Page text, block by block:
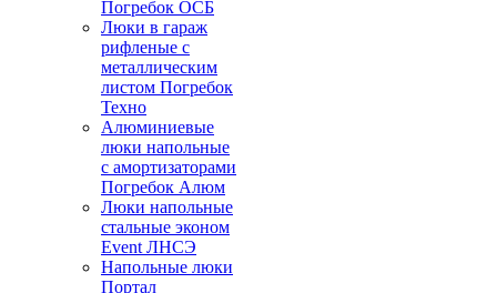
Погребок ОСБ
Люки в гараж
рифленые с
металлическим
листом Погребок
Техно
Алюминиевые
люки напольные
с амортизаторами
Погребок Алюм
Люки напольные
стальные эконом
Event ЛНСЭ
Напольные люки
Портал